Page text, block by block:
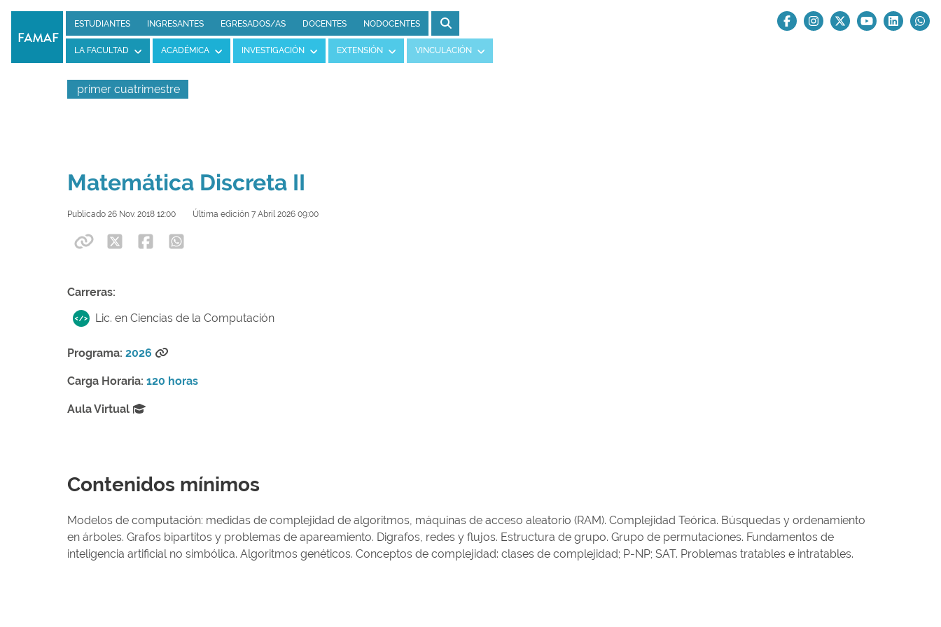
ESTUDIANTES INGRESANTES EGRESADOS/AS DOCENTES NODOCENTES
LA FACULTAD ACADÉMICA INVESTIGACIÓN EXTENSIÓN VINCULACIÓN
primer cuatrimestre
Matemática Discreta II
Publicado 26 Nov. 2018 12:00 Última edición 7 Abril 2026 09:00
Carreras:
Lic. en Ciencias de la Computación
Programa: 2026
Carga Horaria: 120 horas
Aula Virtual
Contenidos mínimos
Modelos de computación: medidas de complejidad de algoritmos, máquinas de acceso aleatorio (RAM). Complejidad Teórica. Búsquedas y ordenamiento
en árboles. Grafos bipartitos y problemas de apareamiento. Digrafos, redes y flujos. Estructura de grupo. Grupo de permutaciones. Fundamentos de
inteligencia artificial no simbólica. Algoritmos genéticos. Conceptos de complejidad: clases de complejidad; P-NP; SAT. Problemas tratables e intratables.